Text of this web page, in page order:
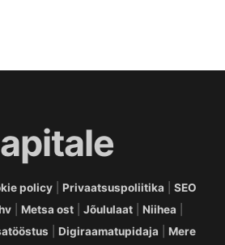
apitale
policy Privaatsuspoliitika
SEO
| Metsa ost| Jõululaat| Niihea
Digiraamatupidaja
Mere